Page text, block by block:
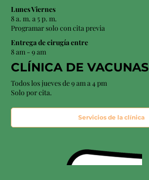
Lunes Viernes
8 a. m. a 5 p. m.
Programar solo con cita previa
Entrega de cirugía entre
8 am - 9 am
CLÍNICA DE VACUNAS
Todos los jueves de 9 am a 4 pm
Solo por cita.
Servicios de la clínica